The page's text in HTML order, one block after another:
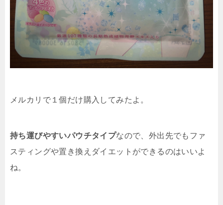
メルカリで１個だけ購入してみたよ。
持ち運びやすいパウチタイプなので、 外出先でもファ
スティングや置き換えダイエットができるのはいいよ
ね。